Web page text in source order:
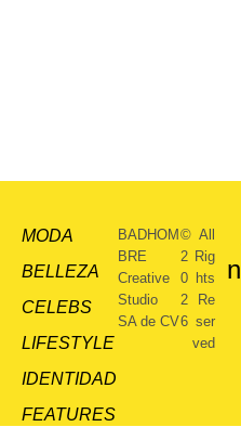
MODA
BELLEZA
CELEBS
LIFESTYLE
IDENTIDAD
FEATURES
BADHOM
BRE
Creative
Studio
SA de CV
©
2
0
2
6
All
Rig
hts
Re
ser
ved